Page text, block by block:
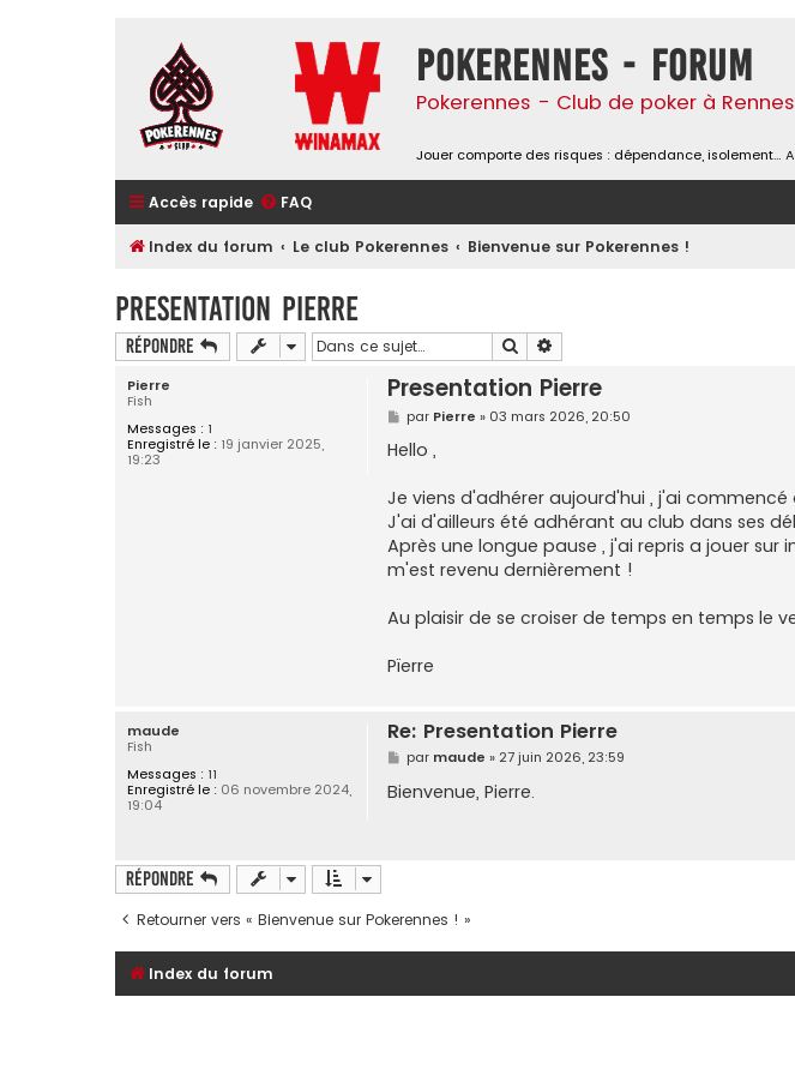
Pokerennes - Forum
Pokerennes - Club de poker à Rennes
Jouer comporte des risques : dépendance, isolement…
Accès rapide FAQ
Index du forum Le club Pokerennes Bienvenue sur Pokerennes !
Presentation Pierre
Répondre Rechercher
Pierre
Fish
Messages : 1
Enregistré le : 19 janvier 2025,
19:23
Presentation Pierre
M
e
s
s
g
e
par Pierre » 03 mars 2026, 20:50
Hello ,
Je viens d'adhérer aujourd'hui , j'ai
J'ai d'ailleurs été adhérant au club dans ses
Après une longue pause , j'ai repris a jouer
m'est revenu dernièrement !
Au plaisir de se croiser de temps en temps le
Pïerre
maude
Fish
Messages : 11
Enregistré le : 06 novembre 2024,
19:04
Re: Presentation Pierre
M
e
s
s
par maude » 27 juin 2026, 23:59
Bienvenue, Pierre.
Répondre
Retourner vers « Bienvenue sur Pokerennes ! »
Index du forum